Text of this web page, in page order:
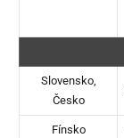
Slovensko,
Česko
Fínsko